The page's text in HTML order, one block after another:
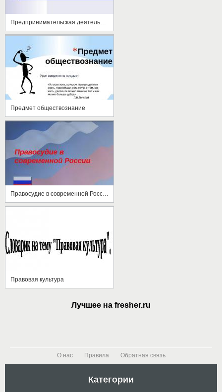
Предмет обществознание
Правовая культура
Лучшее на fresher.ru
О нас Правила Обратная связь
Категории